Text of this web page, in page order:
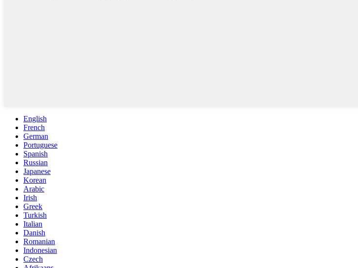
English
French
German
Portuguese
Spanish
Russian
Japanese
Korean
Arabic
Irish
Greek
Turkish
Italian
Danish
Romanian
Indonesian
Czech